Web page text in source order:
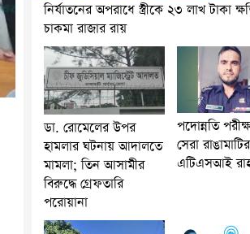
নির্যাতনের অপরাধে স্ত্রীকে ২৩ লাখ টাকা
চাকমা রাজার রায়
ডা. রোমেলের উপর
হামলার ঘটনায় আদালতে
মামলা; তিন আসামীর
বিরুদ্ধে গ্রেফতারি
পরোয়ানা
পদোন্নতি
সেরা রাঙামাটির
এটিএসআই